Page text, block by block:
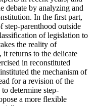
debate by analyzing and
In the first part,
step-parenthood outside
of legislation to
the reality of
returns to the delicate
in reconstituted
the mechanism of
for a revision of the
determine step-
a more flexible